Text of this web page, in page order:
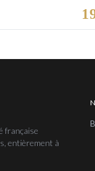
française
entièrement à